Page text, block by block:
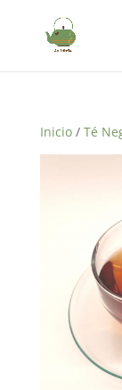
Inicio/ Té